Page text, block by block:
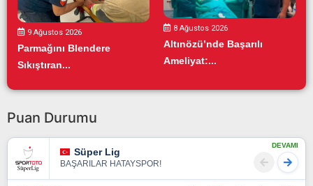
9 Ağustos 2026
Parmağını Blendere
Sıkıştıran...
8 Ağustos 2026
Altınözü’nde Başarılı
Ameliyat:...
Puan Durumu
Süper Lig
BAŞARILAR HATAYSPOR!
DEVAMI